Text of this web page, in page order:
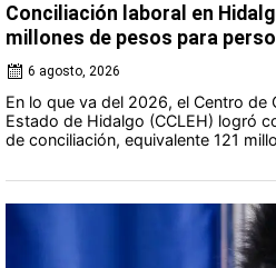
Conciliación laboral en
millones de pesos para
6 agosto, 2026
En lo que va del 2026, el Centro de
Estado de Hidalgo (CCLEH) logró
de conciliación, equivalente 121